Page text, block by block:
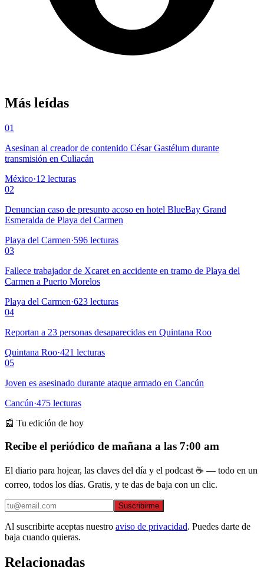
Más leídas
01
Asesinan al creador de contenido César Gastélum durante
transmisión en Culiacán
México·12 lecturas
02
Denuncian caso de presunto acoso en hotel BlueBay Grand
Esmeralda de Playa del Carmen
Playa del Carmen·596 lecturas
03
Fallece trabajador de Xcaret en accidente en tramo de Playa del
Carmen a Puerto Morelos
Playa del Carmen·623 lecturas
04
Reportan a 23 personas desaparecidas en Quintana Roo
Quintana Roo·421 lecturas
05
Joven es asesinado durante ataque armado en Cancún
Cancún·475 lecturas
📰 Tu edición de hoy
Recibe el periódico de mañana a las 7:00 am
El diario para hojear, las claves del día y el podcast ☕ — todo en un
correo, todos los días. Gratis, y te das de baja con un clic.
Suscribirme
Al suscribirte aceptas nuestro aviso de privacidad. Puedes darte de
baja cuando quieras.
Relacionadas